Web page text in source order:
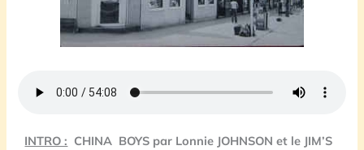
INTRO : CHINA BOYS par Lonnie JOHNSON et le JIM’S